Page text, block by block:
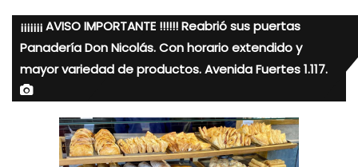
¡¡¡¡¡¡¡ AVISO IMPORTANTE !!!!!! Reabrió sus puertas
Panadería Don Nicolás. Con horario extendido y
mayor variedad de productos. Avenida Fuertes 1.117.